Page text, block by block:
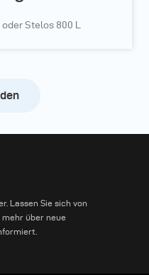
Stelos 800 L
Lassen Sie sich von
über neue